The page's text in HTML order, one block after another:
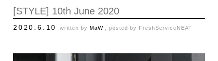
[STYLE] 10th June 2020
2020.6.10 written by MaW , posted by FreshServiceNEAT